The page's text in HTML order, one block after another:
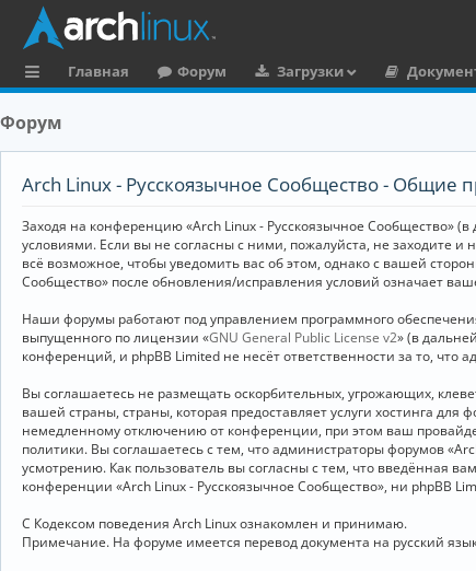
ы
и
Главная Форум Загрузки
Форум
Arch Linux - Русскоязычное Сообщество - Общие
Заходя на конференцию «Arch Linux - Русскоязычное Сообщество»
условиями. Если вы не согласны с ними, пожалуйста, не заходите
всё возможное, чтобы уведомить вас об этом, однако с вашей
Сообщество» после обновления/исправления условий означает
Наши форумы работают под управлением программного
выпущенного по лицензии «GNU General Public License v2» (в
конференций, и phpBB Limited не несёт ответственности за то,
Вы соглашаетесь не размещать оскорбительных, угрожающих,
вашей страны, страны, которая предоставляет услуги хостинга
немедленному отключению от конференции, при этом ваш
политики. Вы соглашаетесь с тем, что администраторы форумов
усмотрению. Как пользователь вы согласны с тем, что введённая
конференции «Arch Linux - Русскоязычное Сообщество», ни phpBB
С Кодексом поведения Arch Linux ознакомлен и принимаю.
Примечание. На форуме имеется перевод документа на русский